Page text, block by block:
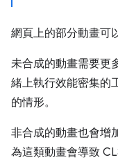
網頁上的部分動畫可
未合成的動畫需要更
緒上執行效能密集的
的情形。
非合成的動畫也會增
為這類動畫會導致